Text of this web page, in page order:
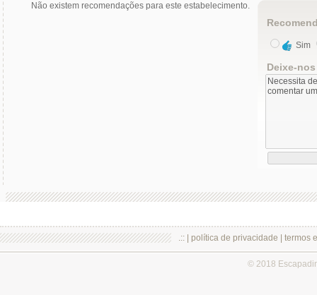
Não existem recomendações para este estabelecimento.
Sim
Deixe-
.:: | política de privacidade termos
© 2018